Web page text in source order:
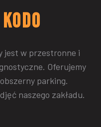
KODO
jest w przestronne i
Oferujemy
parking.
naszego zakładu.